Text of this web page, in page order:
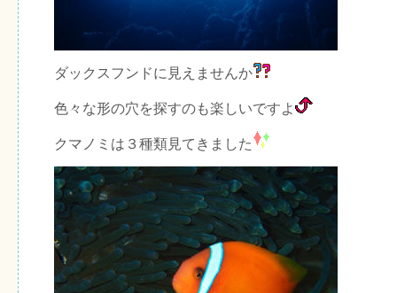
ダックスフンドに見えませんか
色々な形の穴を探すのも楽しいですよ
クマノミは３種類見てきました